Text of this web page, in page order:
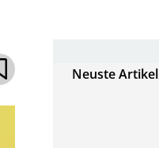
Neuste Artikel